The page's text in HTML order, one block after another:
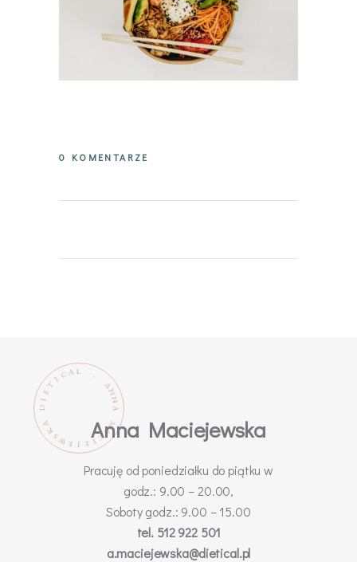
0 KOMENTARZE
D
I
E
T
I C A L
A
N
N
A
M
A
C
I
E
J
E
W
S
K
A Anna Maciejewska
Pracuję od poniedziałku do piątku w
godz.: 9.00 – 20.00,
Soboty godz.: 9.00 – 15.00
tel. 512 922 501
a.maciejewska@dietical.pl